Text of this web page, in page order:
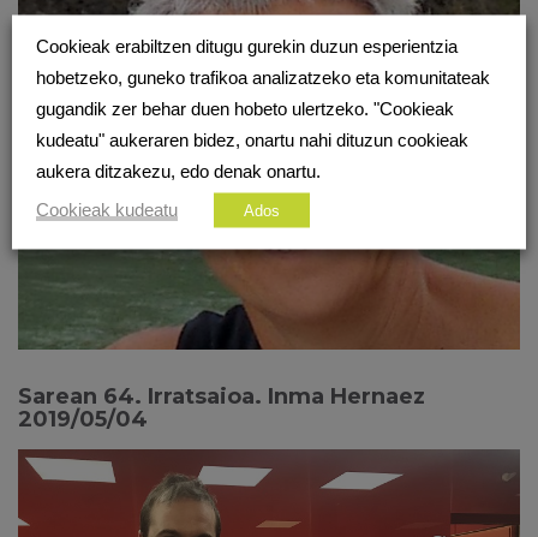
Sarean 64. Irratsaioa. Inma Hernaez
2019/05/04
Cookieak erabiltzen ditugu gurekin duzun esperientzia
hobetzeko, guneko trafikoa analizatzeko eta komunitateak
gugandik zer behar duen hobeto ulertzeko. "Cookieak
kudeatu" aukeraren bidez, onartu nahi dituzun cookieak
aukera ditzakezu, edo denak onartu.
Cookieak kudeatu
Ados